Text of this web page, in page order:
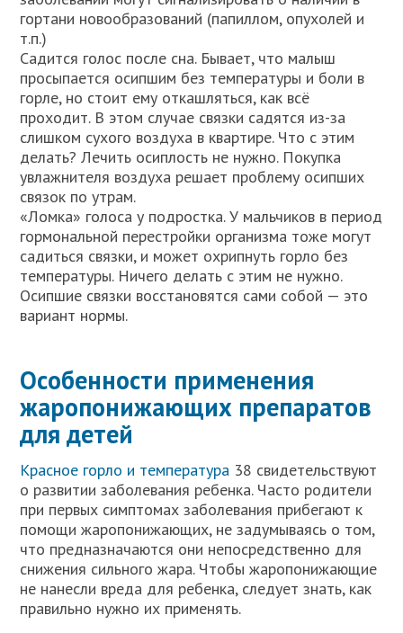
гортани новообразований (папиллом, опухолей и
т.п.)
Садится голос после сна. Бывает, что малыш
просыпается осипшим без температуры и боли в
горле, но стоит ему откашляться, как всё
проходит. В этом случае связки садятся из-за
слишком сухого воздуха в квартире. Что с этим
делать? Лечить осиплость не нужно. Покупка
увлажнителя воздуха решает проблему осипших
связок по утрам.
«Ломка» голоса у подростка. У мальчиков в период
гормональной перестройки организма тоже могут
садиться связки, и может охрипнуть горло без
температуры. Ничего делать с этим не нужно.
Осипшие связки восстановятся сами собой — это
вариант нормы.
Особенности применения
жаропонижающих препаратов
для детей
Красное горло и температура 38 свидетельствуют
о развитии заболевания ребенка. Часто родители
при первых симптомах заболевания прибегают к
помощи жаропонижающих, не задумываясь о том,
что предназначаются они непосредственно для
снижения сильного жара. Чтобы жаропонижающие
не нанесли вреда для ребенка, следует знать, как
правильно нужно их применять.